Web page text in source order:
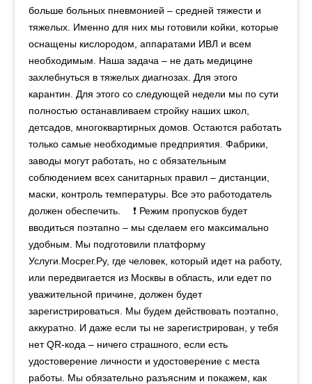
больше больных пневмонией – средней тяжести и
тяжелых. Именно для них мы готовили койки, которые
оснащены кислородом, аппаратами ИВЛ и всем
необходимым. Наша задача – не дать медицине
захлебнуться в тяжелых диагнозах. Для этого
карантин. Для этого со следующей недели мы по сути
полностью останавливаем стройку наших школ,
детсадов, многоквартирных домов. Остаются работать
только самые необходимые предприятия. Фабрики,
заводы могут работать, но с обязательным
соблюдением всех санитарных правил – дистанции,
маски, контроль температуры. Все это работодатель
должен обеспечить. ⠀ ❗️ Режим пропусков будет
вводиться поэтапно – мы сделаем его максимально
удобным. Мы подготовили платформу
Услуги.Мосрег.Ру, где человек, который идет на работу,
или передвигается из Москвы в область, или едет по
уважительной причине, должен будет
зарегистрироваться. Мы будем действовать поэтапно,
аккуратно. И даже если ты не зарегистрирован, у тебя
нет QR-кода – ничего страшного, если есть
удостоверение личности и удостоверение с места
работы. Мы обязательно разъясним и покажем, как